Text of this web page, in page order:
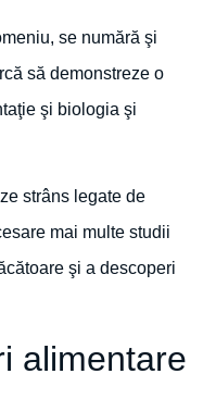
se numără şi
să demonstreze o
şi biologia şi
strâns legate de
mai multe studii
şi a descoperi
alimentare